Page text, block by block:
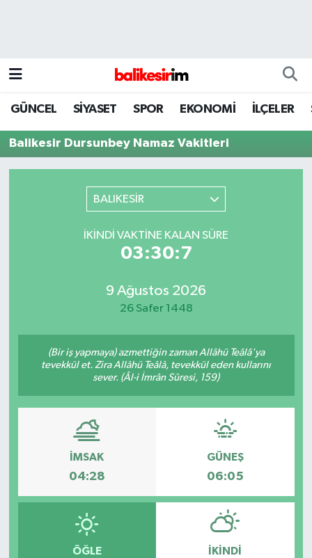
GÜNCEL SİYASET SPOR EKONOMİ İLÇELER
Balikesir Dursunbey Namaz Vakitleri
BALIKESİR
İKINDI VAKTINE KALAN SÜRE
03:30:7
9 Ağustos 2026
26 Safer 1448
(Bir iş yapmaya) azmettiğin zaman Allâhü Teâlâ'ya
tevekkül et. Zira Allâhü Teâlâ, tevekkül eden kullarını
sever. (Âl-i İmrân Sûresi, 159)
İMSAK
04:28
GÜNEŞ
06:05
ÖĞLE İKINDI